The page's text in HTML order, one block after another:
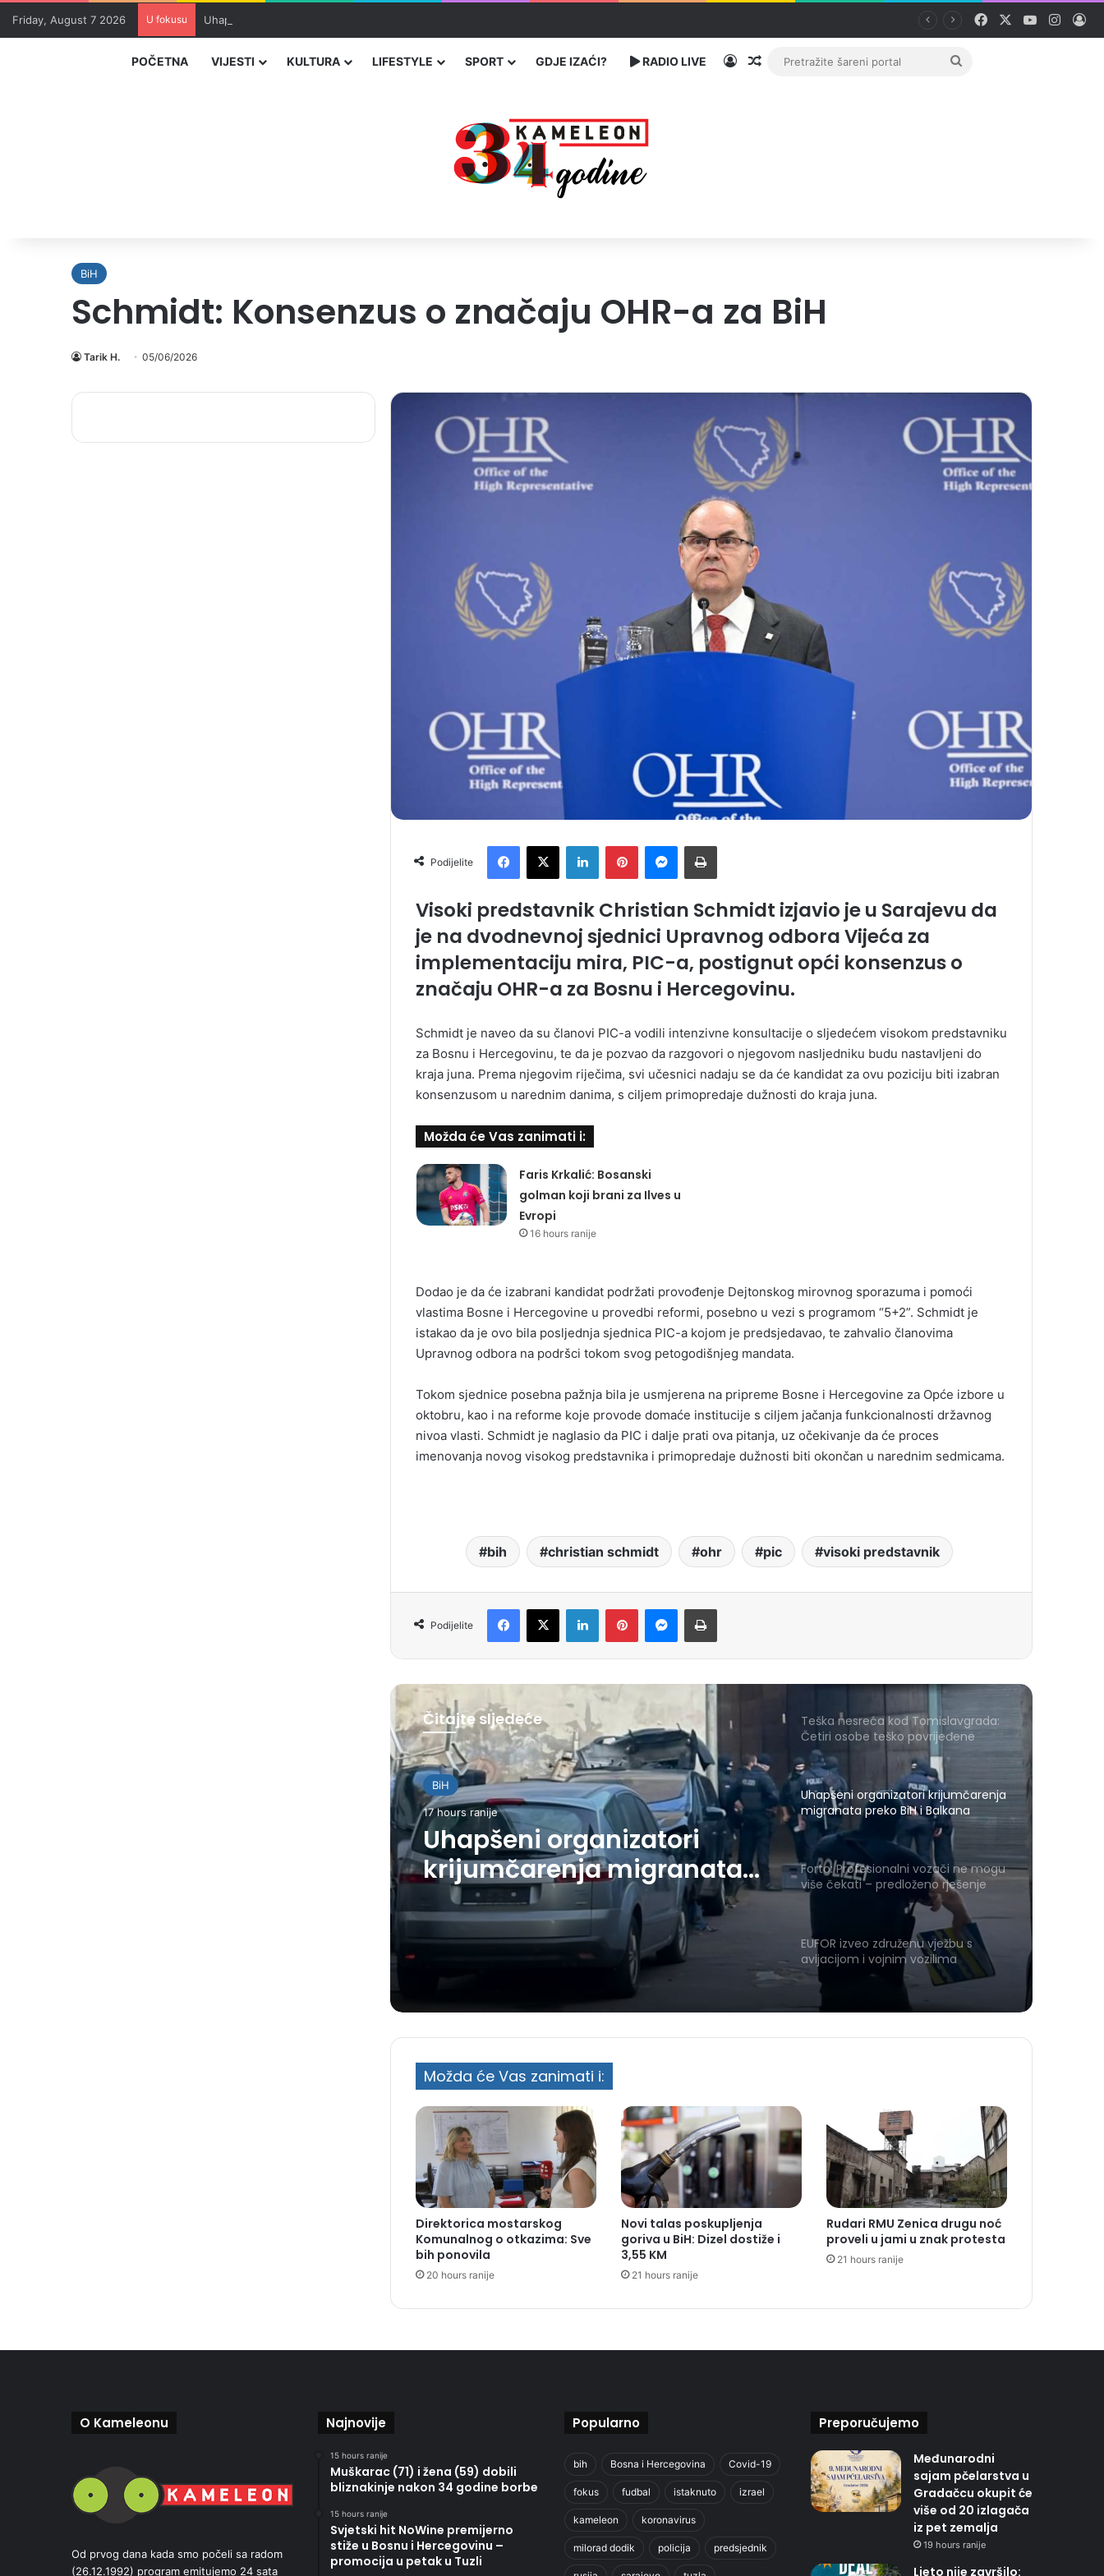
Friday, August 7 2026 U fokusu Uhapšeni organizatori krijumčarenja migranata preko BiH i Balkana Facebook YouTube
POČETNA VIJESTI KULTURA LIFESTYLE SPORT GDJE IZAĆI? RADIO LIVE PrijavaRandom članak
Pretražite
BiH
Schmidt: Konsenzus o značaju OHR-a za BiH
Tarik H. 05/06/2026
Podijelite
Visoki predstavnik Christian Schmidt izjavio je u Sarajevu da
je na dvodnevnoj sjednici Upravnog odbora Vijeća za
implementaciju mira, PIC-a, postignut opći konsenzus o
značaju OHR-a za Bosnu i Hercegovinu.
Schmidt je naveo da su članovi PIC-a vodili intenzivne konsultacije o sljedećem visokom predstavniku
za Bosnu i Hercegovinu, te da je pozvao da razgovori o njegovom nasljedniku budu nastavljeni do
kraja juna. Prema njegovim riječima, svi učesnici nadaju se da će kandidat za ovu poziciju biti izabran
konsenzusom u narednim danima, s ciljem primopredaje dužnosti do kraja juna.
Možda će Vas zanimati i:
Faris Krkalić: Bosanski
golman koji brani za Ilves u
Evropi
16 hours ranije
Dodao je da će izabrani kandidat podržati provođenje Dejtonskog mirovnog sporazuma i pomoći
vlastima Bosne i Hercegovine u provedbi reformi, posebno u vezi s programom “5+2”. Schmidt je
istakao da je ovo bila posljednja sjednica PIC-a kojom je predsjedavao, te zahvalio članovima
Upravnog odbora na podršci tokom svog petogodišnjeg mandata.
Tokom sjednice posebna pažnja bila je usmjerena na pripreme Bosne i Hercegovine za Opće izbore u
oktobru, kao i na reforme koje provode domaće institucije s ciljem jačanja funkcionalnosti državnog
nivoa vlasti. Schmidt je naglasio da PIC i dalje prati ova pitanja, uz očekivanje da će proces
imenovanja novog visokog predstavnika i primopredaje dužnosti biti okončan u narednim sedmicama.
bih christian schmidt ohr pic visoki predstavnik
Podijelite
Čitajte sljedeće
BiH
17 hours ranije
Uhapšeni organizatori
krijumčarenja migranata
preko BiH i Balkana
Teška nesreća kod Tomislavgrada:
Četiri osobe teško povrijeđene
Uhapšeni organizatori krijumčarenja
migranata preko BiH i Balkana
Forto: Profesionalni vozači ne mogu
više čekati – predloženo rješenje
EUFOR izveo združenu vježbu s
avijacijom i vojnim vozilima
Možda će Vas zanimati i:
Direktorica mostarskog
Komunalnog o otkazima: Sve
bih ponovila
20 hours ranije
Novi talas poskupljenja
goriva u BiH: Dizel dostiže i
3,55 KM
21 hours ranije
Rudari RMU Zenica drugu noć
proveli u jami u znak protesta
21 hours ranije
O Kameleonu
Od prvog dana kada smo počeli sa radom
(26.12.1992) program emitujemo 24 sata
Najnovije
15 hours ranije
Muškarac (71) i žena (59) dobili
bliznakinje nakon 34 godine borbe
15 hours ranije
Svjetski hit NoWine premijerno
stiže u Bosnu i Hercegovinu –
promocija u petak u Tuzli
Popularno
bih Bosna i Hercegovina Covid-19
fokus fudbal istaknuto izrael
kameleon koronavirus
milorad dodik policija predsjednik
Preporučujemo
Međunarodni
sajam pčelarstva u
Gradačcu okupit će
više od 20 izlagača
iz pet zemalja
19 hours ranije
Ljeto nije završilo: